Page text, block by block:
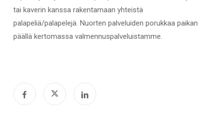
tai kaverin kanssa rakentamaan yhteistä
palapeliä/palapelejä. Nuorten palveluiden porukkaa paikan
päällä kertomassa valmennuspalveluistamme.